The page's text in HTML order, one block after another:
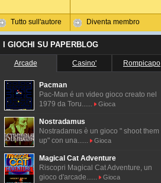
Tutto sull'autore Diventa membro
I GIOCHI SU PAPERBLOG
Arcade Casino' Rompicapo
Pacman
Pac-Man é un video gioco creato nel
1979 da Toru......
Gioca
Nostradamus
Nostradamus è un gioco " shoot them
up" con una......
Gioca
Magical Cat Adventure
Riscopri Magical Cat Adventure, un
gioco d'arcade......
Gioca